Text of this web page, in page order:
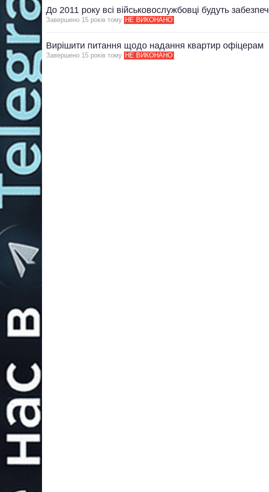
До 2011 року всі військовослужбовці будуть
Завершено 15 рокiв тому НЕ ВИКОНАНО
Вирішити питання щодо надання квартир офіцерам
Завершено 15 рокiв тому НЕ ВИКОНАНО